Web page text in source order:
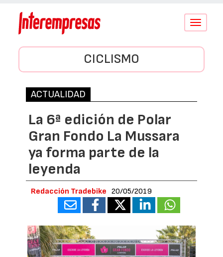
Conmutar
CICLISMO
ACTUALIDAD
La 6ª edición de Polar
Gran Fondo La Mussara
ya forma parte de la
leyenda
Redacción Tradebike 20/05/2019